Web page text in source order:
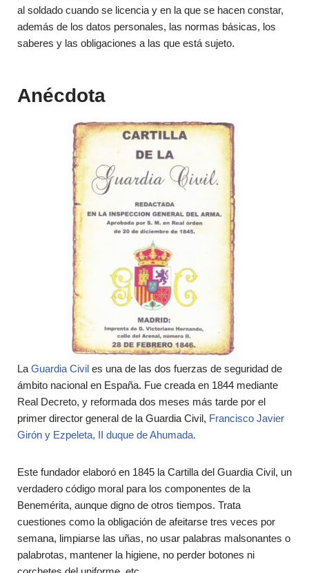
al soldado cuando se licencia y en la que se hacen constar,
además de los datos personales, las normas básicas, los
saberes y las obligaciones a las que está sujeto.
Anécdota
La Guardia Civil es una de las dos fuerzas de seguridad de
ámbito nacional en España. Fue creada en 1844 mediante
Real Decreto, y reformada dos meses más tarde por el
primer director general de la Guardia Civil, Francisco Javier
Girón y Ezpeleta, II duque de Ahumada.
Este fundador elaboró en 1845 la Cartilla del Guardia Civil, un
verdadero código moral para los componentes de la
Benemérita, aunque digno de otros tiempos. Trata
cuestiones como la obligación de afeitarse tres veces por
semana, limpiarse las uñas, no usar palabras malsonantes o
palabrotas, mantener la higiene, no perder botones ni